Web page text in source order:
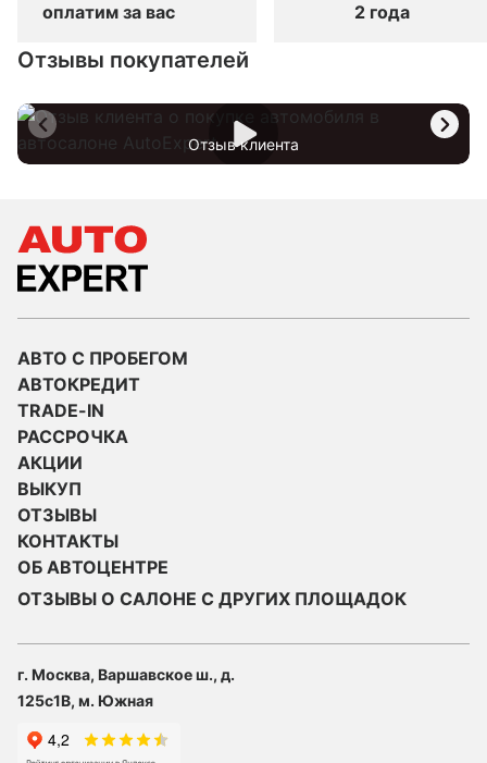
оплатим за вас
2 года
Отзывы покупателей
Отзыв клиента
АВТО С ПРОБЕГОМ
АВТОКРЕДИТ
TRADE-IN
РАССРОЧКА
АКЦИИ
ВЫКУП
ОТЗЫВЫ
КОНТАКТЫ
ОБ АВТОЦЕНТРЕ
ОТЗЫВЫ О САЛОНЕ С ДРУГИХ ПЛОЩАДОК
г. Москва, Варшавское ш., д.
125с1В, м. Южная